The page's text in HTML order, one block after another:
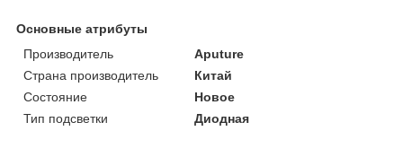
Основные атрибуты
Производитель
Aputure
Страна производитель
Китай
Состояние
Новое
Тип подсветки
Диодная